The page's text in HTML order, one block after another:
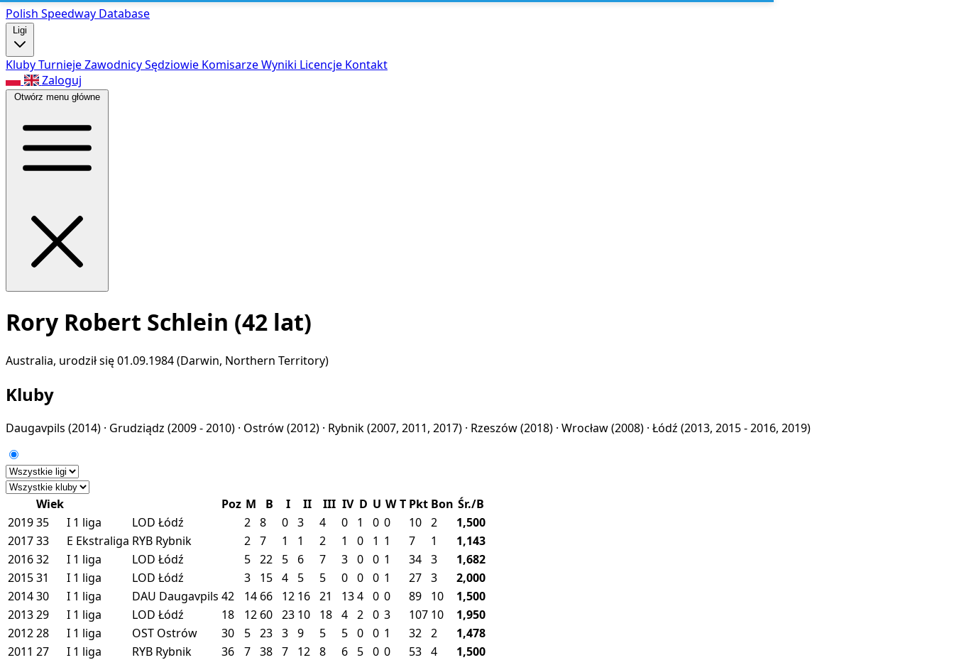
Polish Speedway Database
Ligi
KlubyTurniejeZawodnicySędziowie KomisarzeWyniki Licencje Kontakt
Zaloguj
Otwórz menu główne
Rory Robert Schlein (42 lat)
Australia, urodził się 01.09.1984 (Darwin, Northern Territory)
Kluby
Daugavpils (2014) · Grudziądz (2009 - 2010) · Ostrów(2012) · Rybnik(2007, 2011, 2017) · Rzeszów(2018) · Wrocław(2008) · Łódź (2013, 2015 - 2016, 2019)
Wiek Poz M B I II III IV D U W T Pkt Bon Śr./B
201935 I 1 liga LOD Łódź 2 8 0 3 4 0 1 0 0 10 2
1,500
201733 E Ekstraliga RYB Rybnik 2 7 1 1 2 1 0 1 1 7 1
1,143
201632 I 1 liga LOD Łódź 5 22 5 6 7 3 0 0 1 34 3
1,682
201531 I 1 liga LOD Łódź 3 15 4 5 5 0 0 0 1 27 3
2,000
201430 I 1 liga DAU Daugavpils 42 14 66 12 16 21 134 0 0 89 10
1,500
201329 I 1 liga LOD Łódź 18 12 60 23 10 18 4 2 0 3 107 10
1,950
201228 I 1 liga OST Ostrów 30 5 23 3 9 5 5 0 0 1 32 2
1,478
2011 27 I 1 liga RYB Rybnik 36 7 38 7 12 8 6 5 0 0 53 4
1,500